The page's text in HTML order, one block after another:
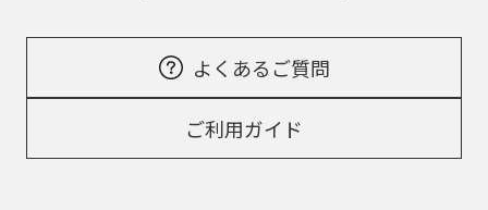
よくあるご質問
ご利用ガイド